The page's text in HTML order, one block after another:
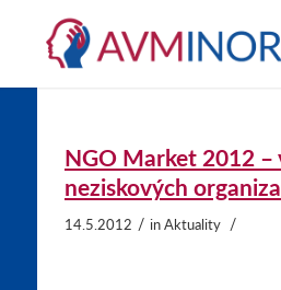
NGO Market 2012 –
neziskových
14.5.2012 / inAktuality /